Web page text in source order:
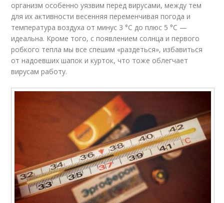
организм особенно уязвим перед вирусами, между тем
для их активности весенняя переменчивая погода и
температура воздуха от минус 3 °С до плюс 5 °С —
идеальна. Кроме того, с появлением солнца и первого
робкого тепла мы все спешим «раздеться», избавиться
от надоевших шапок и курток, что тоже облегчает
вирусам работу.